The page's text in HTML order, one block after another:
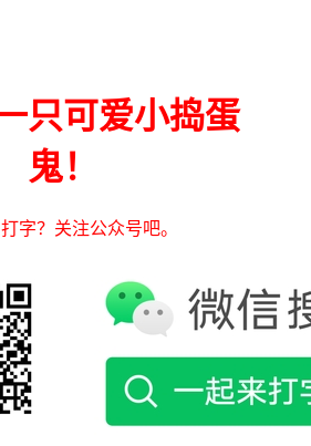
只可爱小捣蛋
鬼！
字？关注公众号吧。